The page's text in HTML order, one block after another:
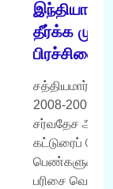
தீர்க்க
2008-2009
சர்வதேச
கட்டுரைப்
பரிசை வென்ற